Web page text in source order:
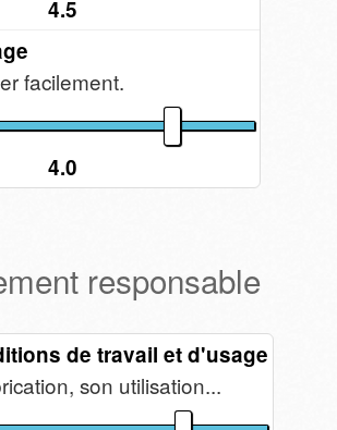
4.5
facilement.
4.0
responsable
de travail et d'usage
son utilisation...